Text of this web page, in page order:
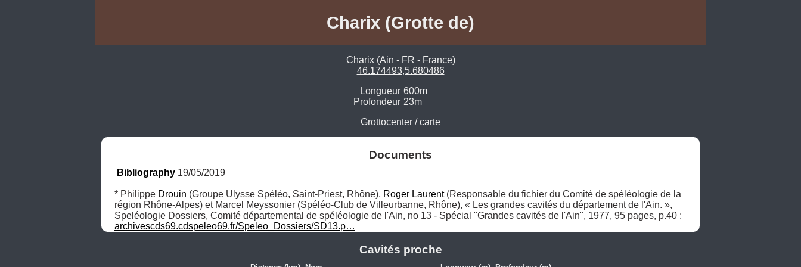
Charix (Grotte de)
Charix (Ain - FR - France)
46.174493,5.680486
Longueur 600m
Profondeur 23m
Grottocenter /carte
Documents
Bibliography 19/05/2019
* Philippe Drouin (Groupe Ulysse Spéléo, Saint-Priest, Rhône), Roger Laurent (Responsable du fichier du Comité de spéléologie de la
région Rhône-Alpes) et Marcel Meyssonier (Spéléo-Club de Villeurbanne, Rhône), « Les grandes cavités du département de l'Ain. »,
archivescds69.cdspeleo69.fr/Speleo_Dossiers/SD13.p…
Cavités proche